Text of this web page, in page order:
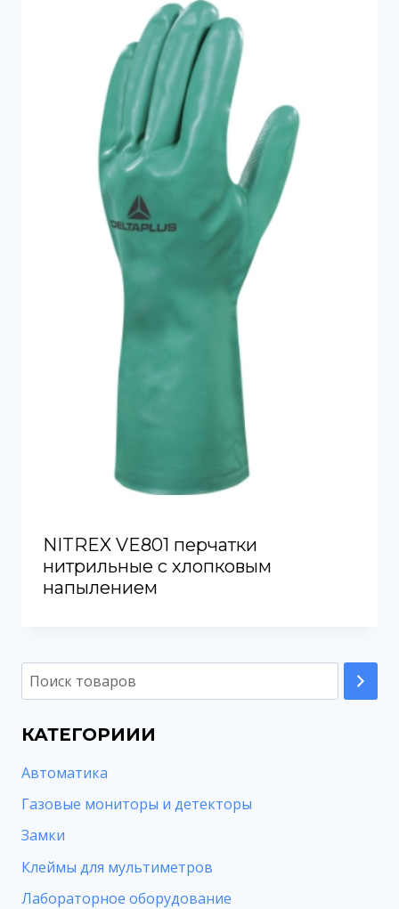
NITREX VE801 перчатки
нитрильные с хлопковым
напылением
КАТЕГОРИИИ
Автоматика
Газовые мониторы и детекторы
Замки
Клеймы для мультиметров
Лабораторное оборудование